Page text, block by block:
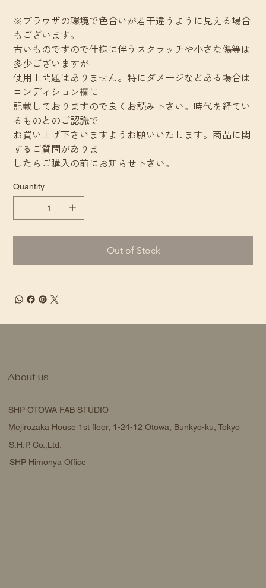
※ブラウザの環境で色合いが若干違うように見える場合
もございます。
古いものですので仕様に伴うスクラッチや小さな傷等は
多少ございますが
使用上問題はありません。特にダメージなどある場合は
コンディション欄に
記載しておりますので良くお読み下さい。時代を経てい
るものとのご認識で
お買い上げ下さいますようお願いいたします。商品に関
するご質問がありま
したらご購入の前にお知らせ下さい。
Quantity
Out of Stock
SHP OTOWA FAB STUDIO
Mejirozaka House 1st floor, 1-24-12 Otowa, Bunkyo-ku, Tokyo
S.H.P. Co.,Ltd.
SHP Himonya Office
About us